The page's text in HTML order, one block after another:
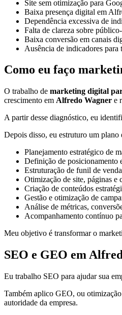
Site sem otimização para
Baixa presença digital em
Dependência excessiva de
Falta de clareza sobre
Baixa conversão em canais
Ausência de indicadores para
Como eu faço
O trabalho de marketing digital
crescimento em Alfredo Wagner e
A partir desse diagnóstico, eu
Depois disso, eu estruturo um plano
Planejamento estratégico de
Definição de posicionamento
Estruturação de funil de
Otimização de site, páginas e
Criação de conteúdos
Gestão e otimização de
Análise de métricas,
Acompanhamento contínuo
Meu objetivo é transformar o
SEO e GEO em
Eu trabalho SEO para ajudar sua
Também aplico GEO, ou
autoridade da empresa.